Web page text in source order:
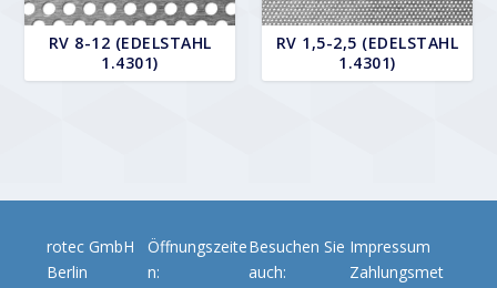
RV 8-12 (EDELSTAHL
1.4301)
RV 1,5-2,5 (EDELSTAHL
1.4301)
rotec GmbH
Berlin
Öffnungszeite
n:
Besuchen Sie
auch:
Impressum
Zahlungsmet